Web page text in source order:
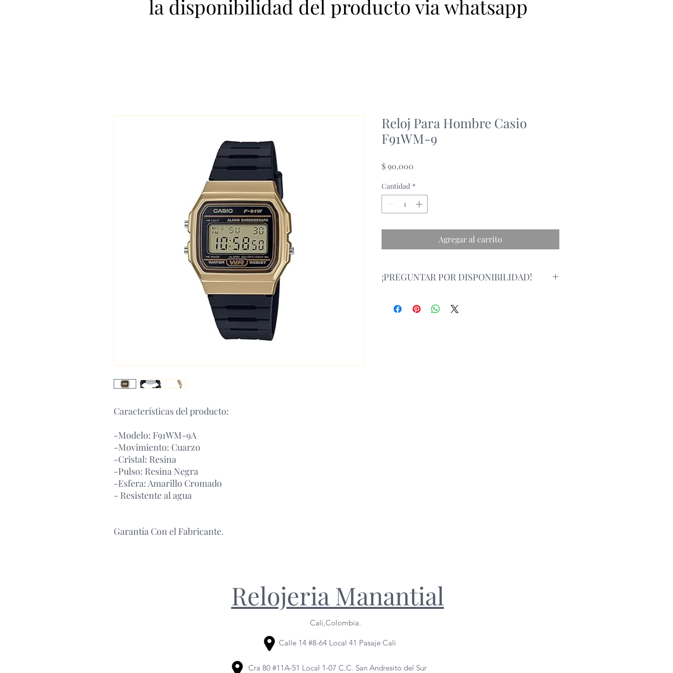
la disponibilidad del producto via whatsapp
Características del producto:
-Modelo: F91WM-9A
-Movimiento: Cuarzo
-Cristal: Resina
-Pulso: Resina Negra
-Esfera: Amarillo Cromado
- Resistente al agua
Garantía Con el Fabricante.
Reloj Para Hombre Casio
F91WM-9
$ 90.000
Cantidad *
Agregar al carrito
¡PREGUNTAR POR DISPONIBILIDAD!
contáctanos y consulta la disponibilidad del producto via
Relojeria Manantial
Cali,Colombia.
Calle 14 #8-64 Local 41 Pasaje Cali
Cra 80 #11A-51 Local 1-07 C.C. San Andresito del Sur